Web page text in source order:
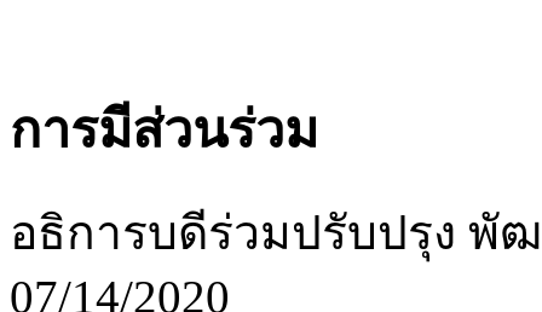
การมีส่วนร่วม
อธิการบดีร่วมปรับปรุง พั
07/14/2020